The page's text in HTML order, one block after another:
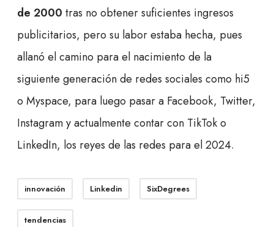
de 2000 tras no obtener suficientes ingresos
publicitarios, pero su labor estaba hecha, pues
allanó el camino para el nacimiento de la
siguiente generación de redes sociales como hi5
o Myspace, para luego pasar a Facebook, Twitter,
Instagram y actualmente contar con TikTok o
LinkedIn, los reyes de las redes para el 2024.
innovación Linkedin SixDegrees
tendencias